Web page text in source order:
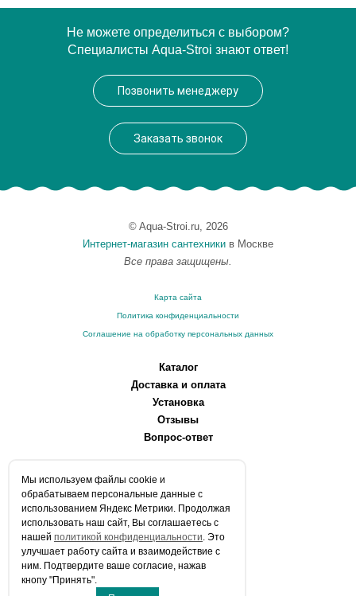
Не можете определиться с выбором?
Специалисты Aqua-Stroi знают ответ!
Позвонить менеджеру
Заказать звонок
© Aqua-Stroi.ru, 2026
Интернет-магазин сантехники в Москве
Все права защищены.
Карта сайта
Политика конфиденциальности
Соглашение на обработку персональных данных
Каталог
Доставка и оплата
Установка
Отзывы
Вопрос-ответ
Сервисные центры
Контакты
Статьи
Телефоны:
Мы используем файлы сookie и
обрабатываем персональные данные с
использованием Яндекс Метрики. Продолжая
использовать наш сайт, Вы соглашаетесь с
нашей политикой конфиденциальности. Это
улучшает работу сайта и взаимодействие с
ним. Подтвердите ваше согласие, нажав
кнопу "Принять".